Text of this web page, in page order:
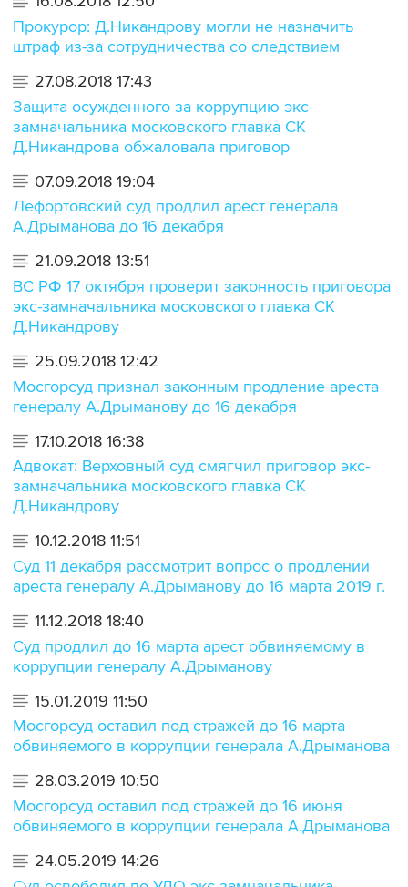
Прокурор: Д.Никандрову могли не назначить
штраф из-за сотрудничества со следствием
27.08.2018 17:43
Защита осужденного за коррупцию экс-
замначальника московского главка СК
Д.Никандрова обжаловала приговор
07.09.2018 19:04
Лефортовский суд продлил арест генерала
А.Дрыманова до 16 декабря
21.09.2018 13:51
ВС РФ 17 октября проверит законность приговора
экс-замначальника московского главка СК
Д.Никандрову
25.09.2018 12:42
Мосгорсуд признал законным продление ареста
генералу А.Дрыманову до 16 декабря
17.10.2018 16:38
Адвокат: Верховный суд смягчил приговор экс-
замначальника московского главка СК
Д.Никандрову
10.12.2018 11:51
Суд 11 декабря рассмотрит вопрос о продлении
ареста генералу А.Дрыманову до 16 марта 2019 г.
11.12.2018 18:40
Суд продлил до 16 марта арест обвиняемому в
коррупции генералу А.Дрыманову
15.01.2019 11:50
Мосгорсуд оставил под стражей до 16 марта
обвиняемого в коррупции генерала А.Дрыманова
28.03.2019 10:50
Мосгорсуд оставил под стражей до 16 июня
обвиняемого в коррупции генерала А.Дрыманова
24.05.2019 14:26